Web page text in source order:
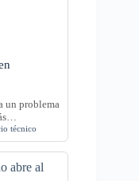
un problema
técnico